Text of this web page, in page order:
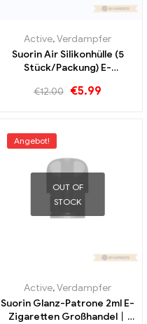
Active,Verdampfer
Suorin Air Silikonhülle (5
Stück/Packung) E-
Custom
€12.00 €5.99
Angebot!
OUT OF
STOCK
Active,Verdampfer
Suorin Glanz-Patrone 2ml E-
Zigaretten Großhandel丨